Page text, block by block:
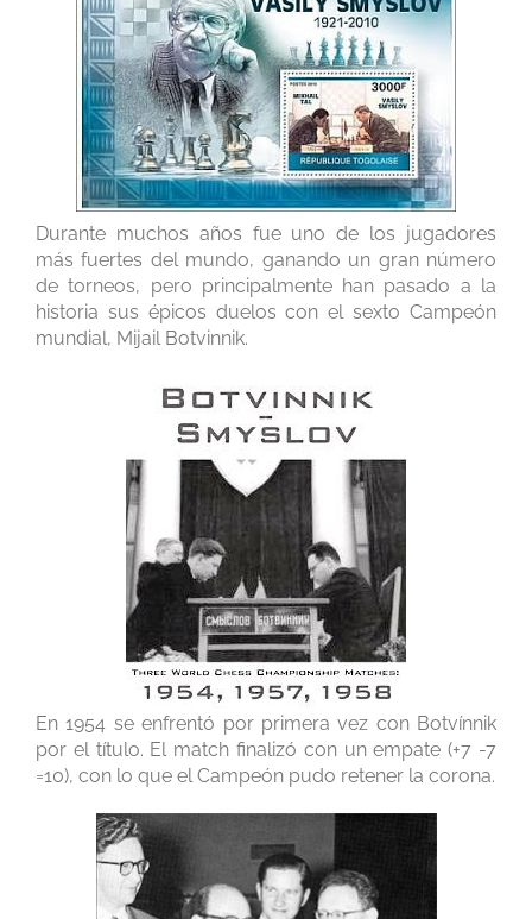
Durante muchos años fue uno de los jugadores
más fuertes del mundo, ganando un gran número
de torneos, pero principalmente han pasado a la
historia sus épicos duelos con el sexto Campeón
mundial, Mijail Botvinnik.
En 1954 se enfrentó por primera vez con Botvínnik
por el título. El match finalizó con un empate (+7 -7
=10), con lo que el Campeón pudo retener la corona.